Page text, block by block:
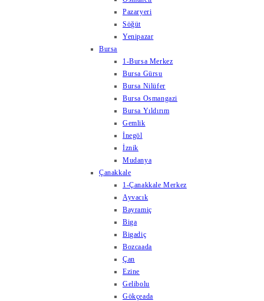
Pazaryeri
Söğüt
Yenipazar
Bursa
1-Bursa Merkez
Bursa Gürsu
Bursa Nilüfer
Bursa Osmangazi
Bursa Yıldırım
Gemlik
İnegöl
İznik
Mudanya
Çanakkale
1-Çanakkale Merkez
Ayvacık
Bayramiç
Biga
Bigadiç
Bozcaada
Çan
Ezine
Gelibolu
Gökçeada